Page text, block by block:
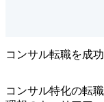
コンサル転職を成
コンサル特化の転職